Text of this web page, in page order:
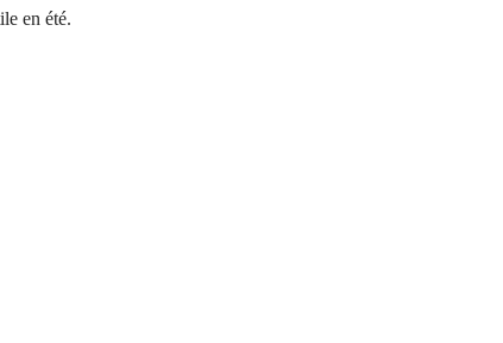
en été.